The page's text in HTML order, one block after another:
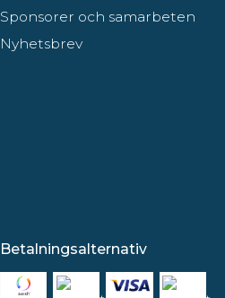
Sponsorer och samarbeten
Nyhetsbrev
Betalningsalternativ